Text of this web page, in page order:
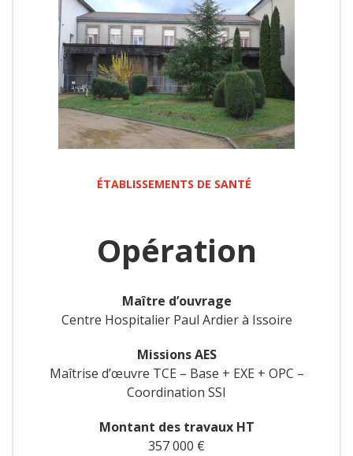
ÉTABLISSEMENTS DE SANTÉ
Opération
Maître d’ouvrage
Centre Hospitalier Paul Ardier à Issoire
Missions AES
Maîtrise d’œuvre TCE – Base + EXE + OPC –
Coordination SSI
Montant des travaux HT
357 000 €